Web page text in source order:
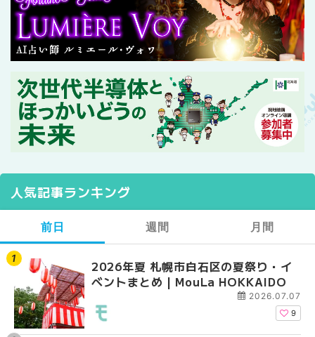
人気記事ランキング
前日
2026年夏 札幌市白石区の夏祭り・イ
ベントまとめ | MouLa HOKKAIDO
2026.07.07
9
週間
2026年夏 札幌市西区
ントまとめ | MouLa
月間
【2026年最新】札幌
ガーデン｜オープン日
大通公園から穴場テ